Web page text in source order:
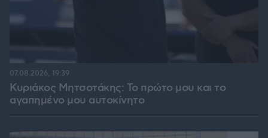
Κυριάκος Μητσοτάκης: Το πρώτο μου και το
αγαπημένο μου αυτοκίνητο
07.08.2026, 19:39